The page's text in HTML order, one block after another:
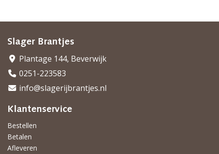
Slager Brantjes
Plantage 144, Beverwijk
0251-223583
info@slagerijbrantjes.nl
Klantenservice
Bestellen
Betalen
Afleveren